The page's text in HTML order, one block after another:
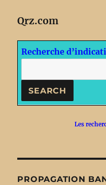
Qrz.com
Recherche
Les
PROPAGATION